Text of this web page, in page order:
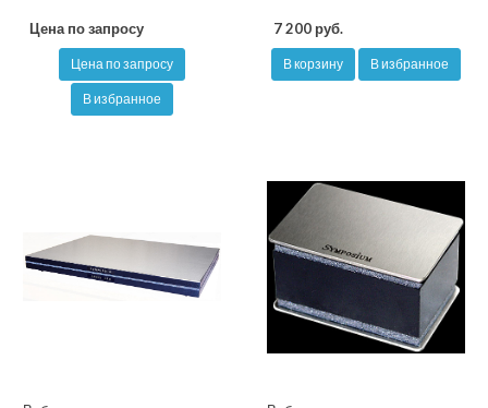
Цена по запросу
Цена по запросу
В избранное
7 200 руб.
В корзину В избранное